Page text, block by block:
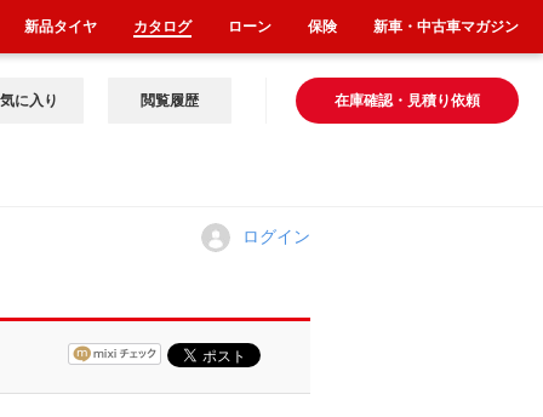
在庫確認・見積り依頼
に入り 閲覧履歴
ログイン
新品タイヤ カタログ ローン 保険 新車・中古車マガジン